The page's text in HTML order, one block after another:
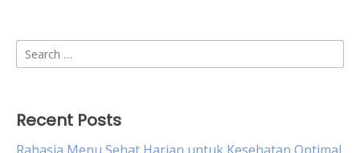
Search
for:
Recent Posts